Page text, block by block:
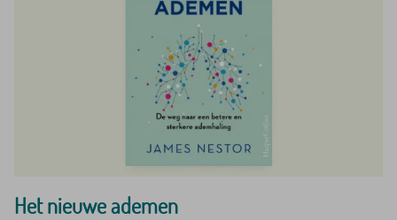
Het nieuwe ademen